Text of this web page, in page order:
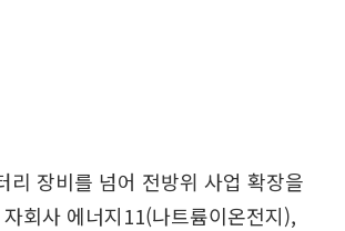
리 장비를 넘어 전방위 사업 확장을
회사 에너지11(나트륨이온전지),